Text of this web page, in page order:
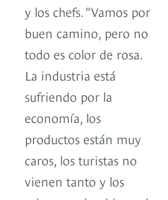
y los chefs. “Vamos por
buen camino, pero no
todo es color de rosa.
La industria está
sufriendo por la
economía, los
productos están muy
caros, los turistas no
vienen tanto y los